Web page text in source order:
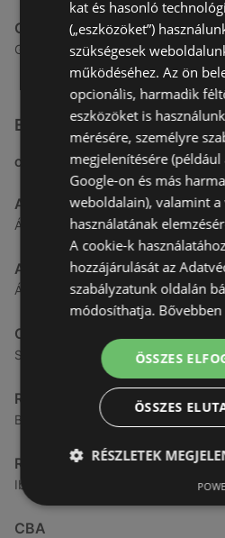
Coop Tisza
Győri utca 2 2, 9141 Ikrény
Egyéb Szupermarketek
CÍM
Aldi
Ágfalvi út 4/A., 9400 Sopron
ALDI
Ágfalvi út 4/a, 9400 Sopron
CBA
Somfalvi u. 14., 9400 Sopron
Reál
Besenyő u. 16., 9400 Sopron
Reál
Ibolya út 15., 9400 Sopron
CBA
kat és hasonló
(„eszközöket”)
szükségesek
működéséhez. Az ön
opcionális, harmadik
eszközöket is
mérésére, személyre
megjelenítésére (például
Google-on és más
weboldalain), valamint
használatának
A cookie-k
hozzájárulását az
szabályzatunk oldalán
módosíthatja. Bővebben
ÖSSZES
ÖSSZES
RÉSZLETEK